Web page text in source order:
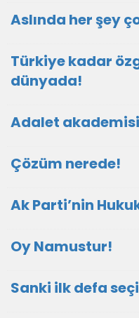
Aslında her şey
Türkiye kadar
dünyada!
Adalet
Çözüm nerede!
Ak Parti’nin
Oy Namustur!
Sanki ilk defa